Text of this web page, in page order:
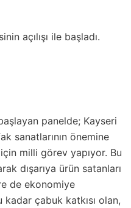
açılışı ile başladı.
panelde; Kayseri
sanatlarının önemine
milli görev yapıyor. Bu
dışarıya ürün satanları
de ekonomiye
çabuk katkısı olan,